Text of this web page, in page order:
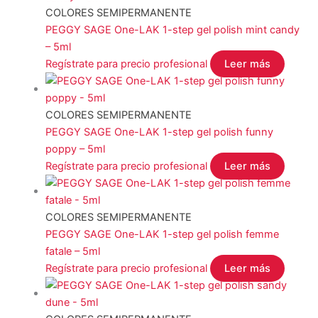
COLORES SEMIPERMANENTE
PEGGY SAGE One-LAK 1-step gel polish mint candy
– 5ml
Regístrate para precio profesional
Leer más
COLORES SEMIPERMANENTE
PEGGY SAGE One-LAK 1-step gel polish funny
poppy – 5ml
Regístrate para precio profesional
Leer más
COLORES SEMIPERMANENTE
PEGGY SAGE One-LAK 1-step gel polish femme
fatale – 5ml
Regístrate para precio profesional
Leer más